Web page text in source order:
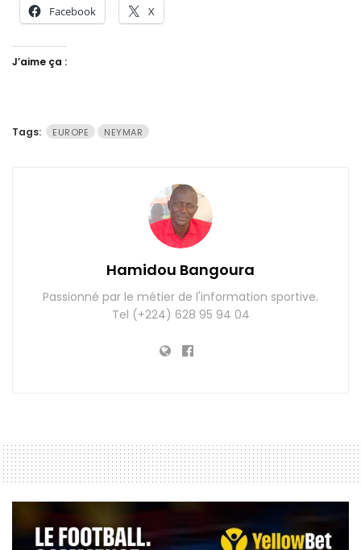
Facebook X
J’aime ça :
Tags: EUROPE NEYMAR
Hamidou Bangoura
Passionné par le métier de l'information sportive.
Tel (+224) 628 95 94 04